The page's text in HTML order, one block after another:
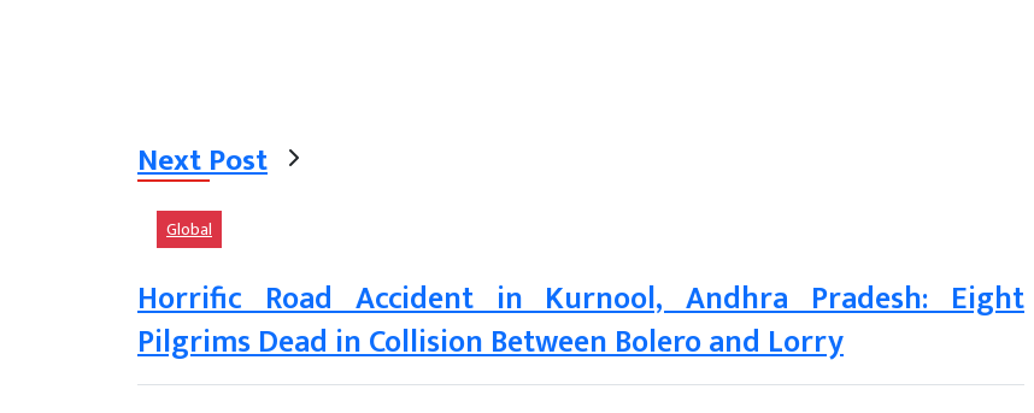
Next Post
Global
Horrific Road Accident in Kurnool, Andhra Pradesh: Eight
Pilgrims Dead in Collision Between Bolero and Lorry